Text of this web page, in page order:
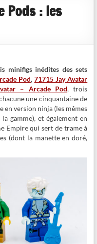
Pods : les
minifigs inédites des sets
Pod,71715 Jay Avatar
– Arcade Pod, trois
une cinquantaine de
en version ninja (les mêmes
gamme), et également en
Empire qui sert de trame à
(dont la manette en doré,